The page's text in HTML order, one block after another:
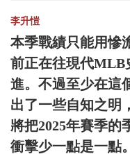
李升愷
本季戰績只能用慘
前正在往現代MLB
進。不過至少在這
出了一些自知之明
將把2025年賽季的
衝擊少一點是一點。